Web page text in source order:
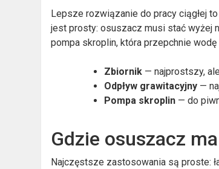
Lepsze rozwiązanie do pracy ciągłej
jest prosty: osuszacz musi stać wyżej
pompa skroplin, która przepchnie wodę
Zbiornik — najprostszy,
Odpływ grawitacyjny —
Pompa skroplin — do
Gdzie osuszacz
Najczęstsze zastosowania są proste: